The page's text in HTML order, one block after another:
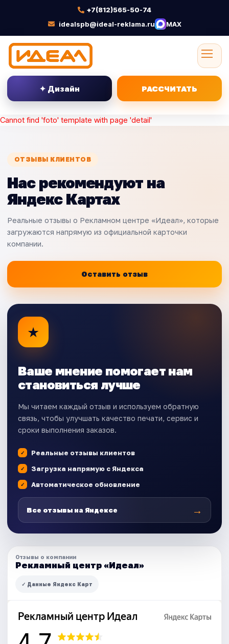
+7(812)565-50-74
idealspb@ideal-reklama.ru
MAX
✦ Дизайн РАССЧИТАТЬ
Cannot find 'foto' template with page 'detail'
ОТЗЫВЫ КЛИЕНТОВ
Нас рекомендуют на
Яндекс Картах
Реальные отзывы о Рекламном центре «Идеал», которые
загружаются напрямую из официальной карточки
компании.
Оставить отзыв
★
Ваше мнение помогает нам
становиться лучше
Мы читаем каждый отзыв и используем обратную
связь, чтобы улучшать качество печати, сервис и
сроки выполнения заказов.
Реальные отзывы клиентов
Загрузка напрямую с Яндекса
Автоматическое обновление
Все отзывы на Яндексе →
Отзывы о компании
Рекламный центр «Идеал»
✓ Данные Яндекс Карт